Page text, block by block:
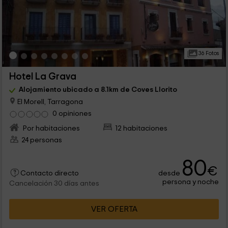
36 Fotos
Hotel La Grava
Alojamiento ubicado a 8.1km de Coves Llorito
El Morell, Tarragona
0 opiniones
Por habitaciones
12 habitaciones
24 personas
Contacto directo
Cancelación 30 días antes
desde 80€
persona y noche
VER OFERTA